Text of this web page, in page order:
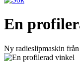
En
Ny radieslipmaskin